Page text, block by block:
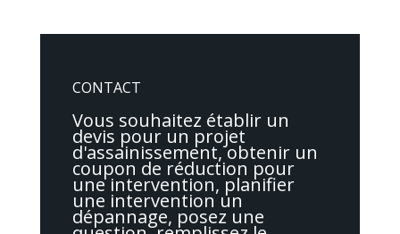
CONTACT
Vous souhaitez établir un
devis pour un projet
d'assainissement, obtenir un
coupon de réduction pour
une intervention, planifier
une intervention un
dépannage, posez une